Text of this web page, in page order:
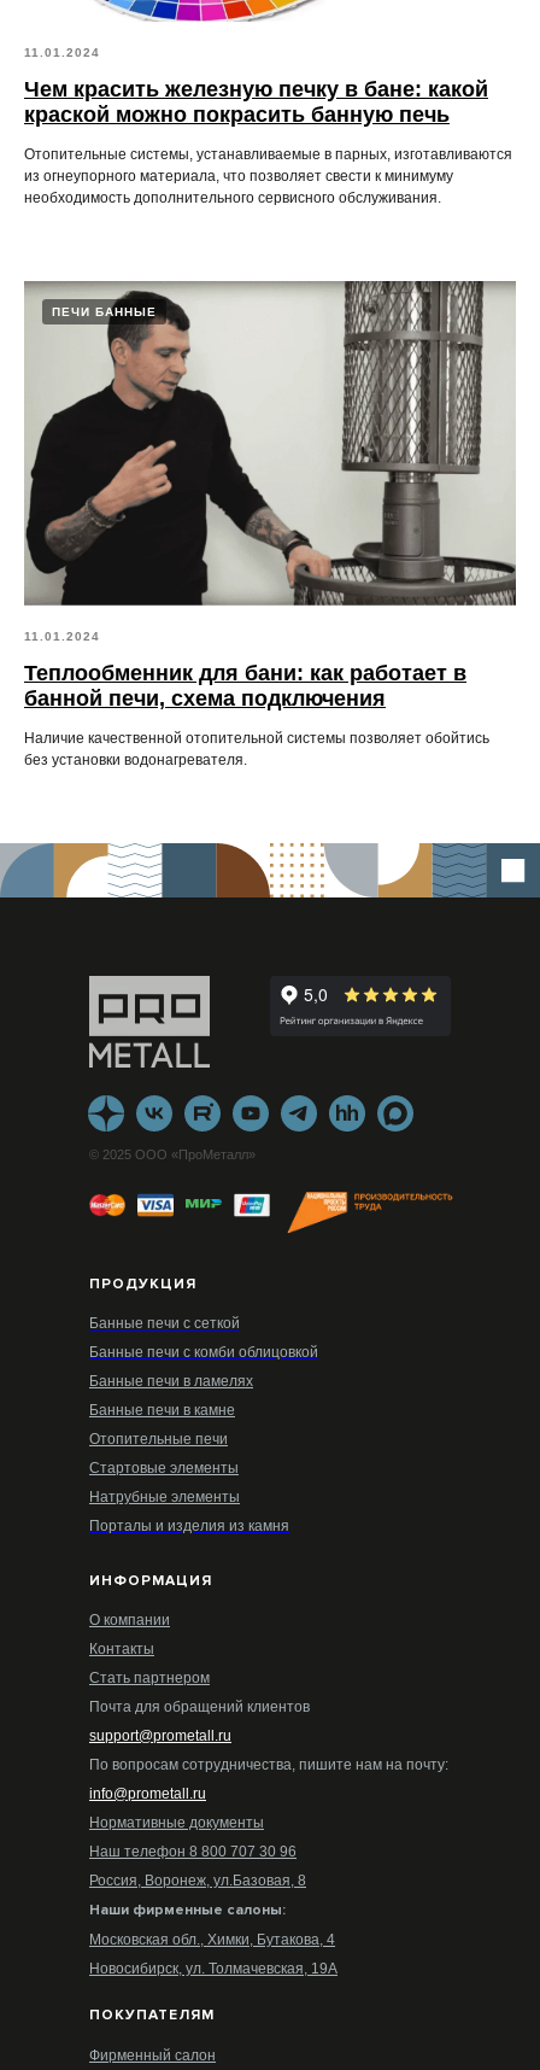
11.01.2024
Чем красить железную печку в бане: какой
краской можно покрасить банную печь
Отопительные системы, устанавливаемые в парных, изготавливаются
из огнеупорного материала, что позволяет свести к минимуму
необходимость дополнительного сервисного обслуживания.
ПЕЧИ БАННЫЕ
11.01.2024
Теплообменник для бани: как работает в
банной печи, схема подключения
Наличие качественной отопительной системы позволяет обойтись
без установки водонагревателя.
ПРОДУКЦИЯ
Банные печи с сеткой
Банные печи с комби облицовкой
Банные печи в ламелях
Банные печи в камне
Отопительные печи
Стартовые элементы
Натрубные элементы
Порталы и изделия из камня
ИНФОРМАЦИЯ
О компании
Контакты
Стать партнером
Почта для обращений клиентов
support@prometall.ru
По вопросам сотрудничества, пишите нам на почту:
info@prometall.ru
Нормативные документы
Наш телефон 8 800 707 30 96
Россия, Воронеж, ул.Базовая, 8
Наши фирменные салоны:
Московская обл., Химки, Бутакова, 4
Новосибирск, ул. Толмачевская, 19А
ПОКУПАТЕЛЯМ
Фирменный салон
© 2025 ООО «ПроМеталл»